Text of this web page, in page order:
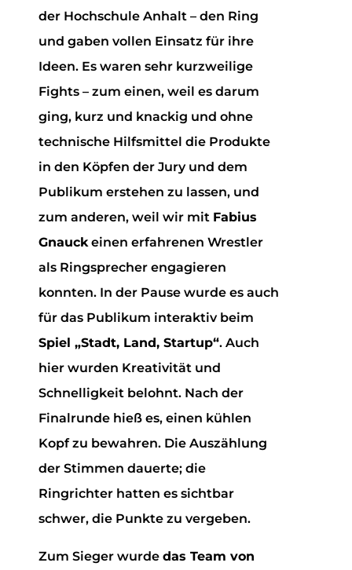
der Hochschule Anhalt – den Ring
und gaben vollen Einsatz für ihre
Ideen. Es waren sehr kurzweilige
Fights – zum einen, weil es darum
ging, kurz und knackig und ohne
technische Hilfsmittel die Produkte
in den Köpfen der Jury und dem
Publikum erstehen zu lassen, und
zum anderen, weil wir mit Fabius
Gnauck einen erfahrenen Wrestler
als Ringsprecher engagieren
konnten. In der Pause wurde es auch
für das Publikum interaktiv beim
Spiel „Stadt, Land, Startup“. Auch
hier wurden Kreativität und
Schnelligkeit belohnt. Nach der
Finalrunde hieß es, einen kühlen
Kopf zu bewahren. Die Auszählung
der Stimmen dauerte; die
Ringrichter hatten es sichtbar
schwer, die Punkte zu vergeben.
Zum Sieger wurdedas Team von